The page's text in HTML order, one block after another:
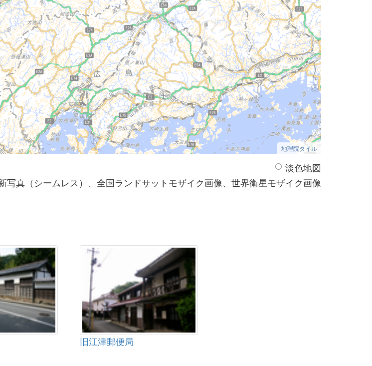
地理院タイル
淡色地図
写真（シームレス）、全国ランドサットモザイク画像、世界衛星モザイク画像
旧江津郵便局